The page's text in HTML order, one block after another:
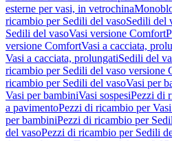
esterne per vasi, in vetrochina
ricambio per Sedili del vasoSedili del
Sedili del vasoVasi versione Comfort
versione ComfortVasi a cacciata,
Vasi a cacciata, prolungatiSedili del
ricambio per Sedili del vaso versione
ricambio per Sedili del vasoVasi per
Vasi per bambiniVasi sospesiPezzi di
a pavimentoPezzi di ricambio per
per bambiniPezzi di ricambio per
del vasoPezzi di ricambio per Sedili